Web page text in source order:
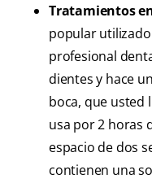
Tratamientos
popular
profesional
dientes y hace
boca, que usted
usa por 2 horas
espacio de dos
contienen una